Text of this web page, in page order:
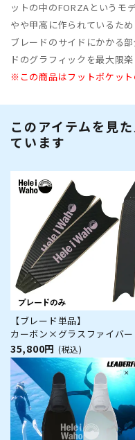
ットの中のFORZAというモデ
やや甲高に作られているため
ブレードのサイドにかかる
ドのグラフィックを最大限
※この商品はフットポケッ
このアイテムを見
ています
【ブレード単品】
カーボン×グラスファイバー
ングフィン フリーダイビング
ィン leaderfins リーダーフ
HeleiWaho ヘレイワホ
カナニ フルフットフィン 素
スピアフィッシング ブレード
み
35,800円 (税込)